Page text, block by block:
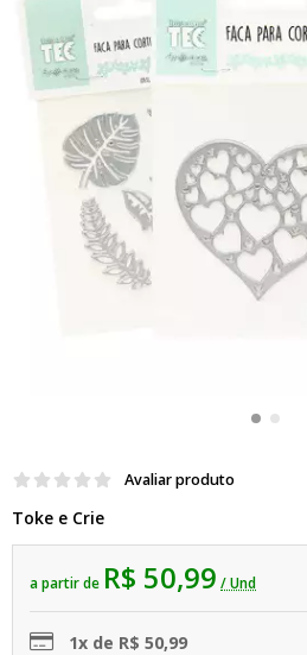
Avaliar produto
Toke e Crie
a partir de R$ 50,99 / Und
1x de R$ 50,99